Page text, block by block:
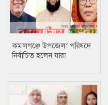
কমলগঞ্জে উপজেলা পরিষদে
নির্বাচিত হলেন যারা